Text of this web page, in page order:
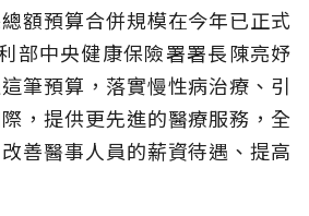
額預算合併規模在今年已正式
部中央健康保險署署長陳亮妤
筆預算，落實慢性病治療、引
，提供更先進的醫療服務，全
善醫事人員的薪資待遇、提高